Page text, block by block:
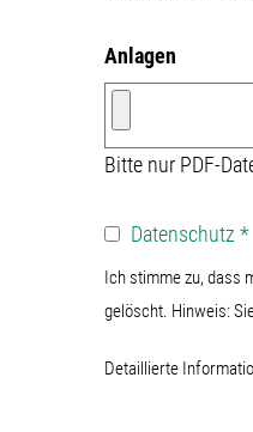
Anlagen
Bitte nur PDF-
Datenschutz *
Ich stimme zu, dass
gelöscht. Hinweis:
Detaillierte